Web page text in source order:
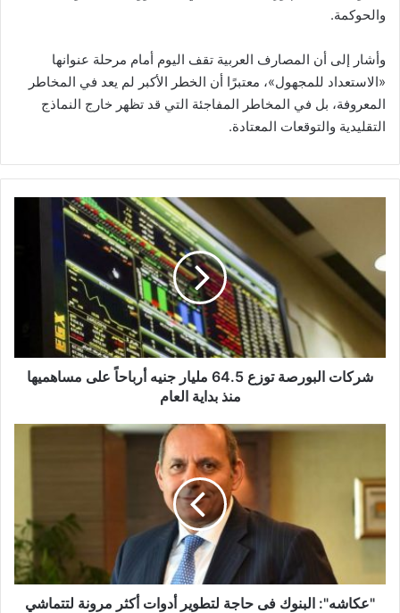
والحوكمة.
وأشار إلى أن المصارف العربية تقف اليوم أمام مرحلة عنوانها
«الاستعداد للمجهول»، معتبرًا أن الخطر الأكبر لم يعد في المخاطر
المعروفة، بل في المخاطر المفاجئة التي قد تظهر خارج النماذج
التقليدية والتوقعات المعتادة.
64.5
مليار
جنيه
أرباحاً
مساهميها
منذ
شركات البورصة توزع 64.5 مليار جنيه أرباحاً على مساهميها
منذ بداية العام
حاجة
لتطوير
أدوات
أكثر
لتتماشي
مع"عكاشه": البنوك فى حاجة لتطوير أدوات أكثر مرونة لتتماشي